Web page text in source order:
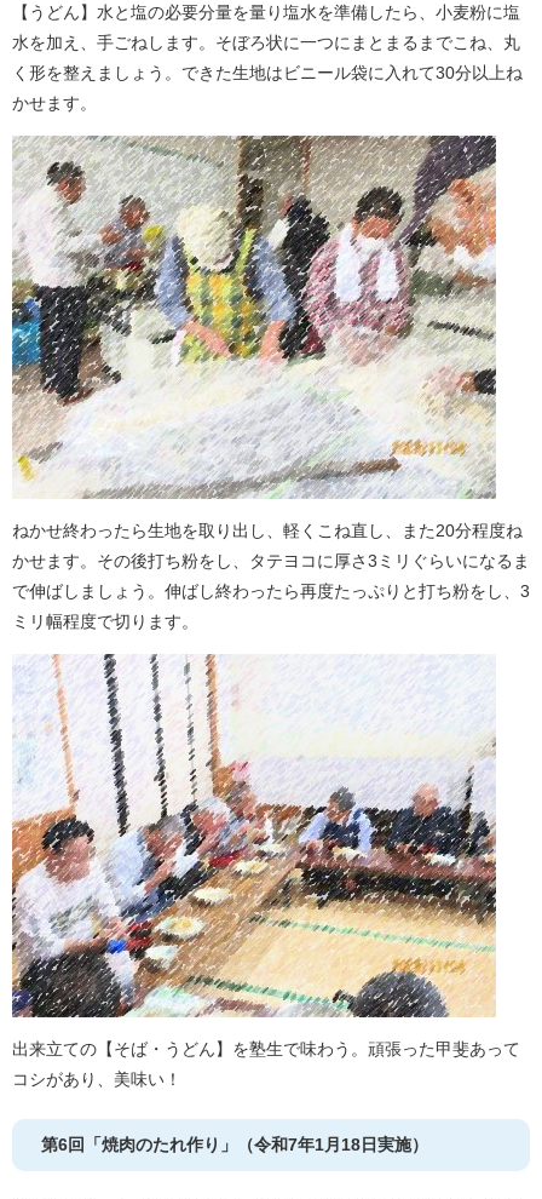
【うどん】水と塩の必要分量を量り塩水を準備したら、小麦粉に塩
水を加え、手ごねします。そぼろ状に一つにまとまるまでこね、丸
く形を整えましょう。できた生地はビニール袋に入れて30分以上ね
かせます。
ねかせ終わったら生地を取り出し、軽くこね直し、また20分程度ね
かせます。その後打ち粉をし、タテヨコに厚さ3ミリぐらいになるま
で伸ばしましょう。伸ばし終わったら再度たっぷりと打ち粉をし、3
ミリ幅程度で切ります。
出来立ての【そば・うどん】を塾生で味わう。頑張った甲斐あって
コシがあり、美味い！
第6回「焼肉のたれ作り」（令和7年1月18日実施）